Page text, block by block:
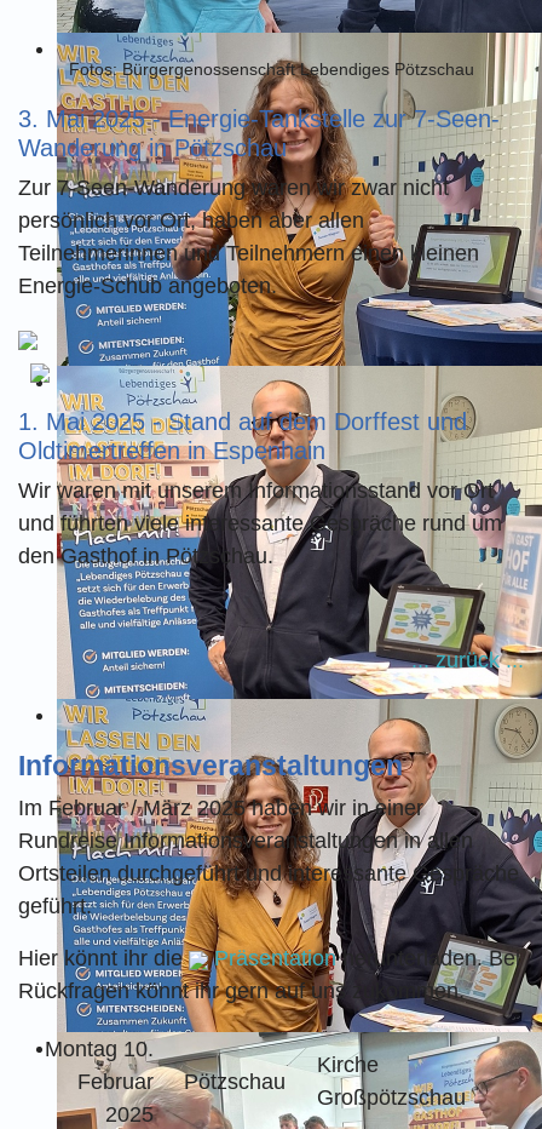
Fotos: Bürgergenossenschaft Lebendiges Pötzschau
3. Mai 2025 - Energie-Tankstelle zur 7-Seen-
Wanderung in Pötzschau
Zur 7-Seen-Wanderung waren wir zwar nicht
persönlich vor Ort, haben aber allen
Teilnehmerinnen und Teilnehmern einen kleinen
Energie-Schub angeboten.
1. Mai 2025 - Stand auf dem Dorffest und
Oldtimertreffen in Espenhain
Wir waren mit unserem Informationsstand vor Ort
und führten viele interessante Gespräche rund um
den Gasthof in Pötzschau.
... zurück ...
Informationsveranstaltungen
Im Februar / März 2025 haben wir in einer
Rundreise Informationsveranstaltungen in allen
Ortsteilen durchgeführt und interessante Gespräche
geführt.
Hier könnt ihr die Präsentationherunterladen. Bei
Rückfragen könnt ihr gern auf uns zukommen.
Montag 10.
Februar
2025
Pötzschau
Kirche
Großpötzschau